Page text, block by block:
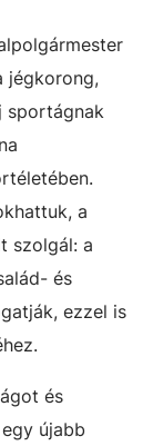
jégkorong,
sportágnak
a
szolgál: a
és
ezzel is
és
újabb